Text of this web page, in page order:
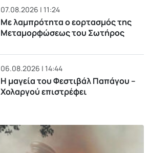
07.08.2026 | 11:24
Με λαμπρότητα ο εορτασμός της
Μεταμορφώσεως του Σωτήρος
06.08.2026 | 14:44
Η μαγεία του Φεστιβάλ Παπάγου –
Χολαργού επιστρέφει